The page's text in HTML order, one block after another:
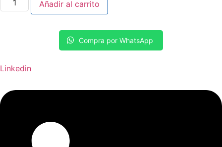
Guinda
200ml
Añadir al carrito
Compra por WhatsApp
Linkedin